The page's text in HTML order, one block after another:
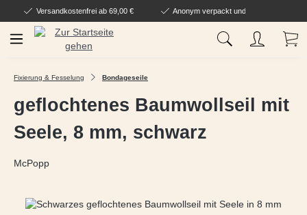
Zum Hauptinhalt springen
Versandkostenfrei ab 69,00 € Anonym verpackt und geliefert
Fixierung & Fesselung Bondageseile
geflochtenes Baumwollseil mit
Seele, 8 mm, schwarz
McPopp